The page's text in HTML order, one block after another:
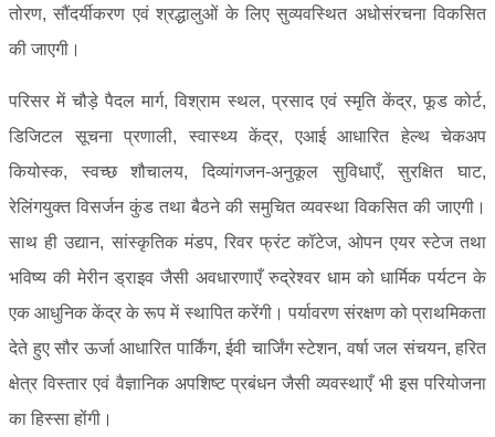
तोरण, सौंदर्यीकरण एवं श्रद्धालुओं के लिए सुव्यवस्थित अधोसंरचना विकसित
की जाएगी।
परिसर में चौड़े पैदल मार्ग, विश्राम स्थल, प्रसाद एवं स्मृति केंद्र, फूड कोर्ट,
डिजिटल सूचना प्रणाली, स्वास्थ्य केंद्र, एआई आधारित हेल्थ चेकअप
कियोस्क, स्वच्छ शौचालय, दिव्यांगजन-अनुकूल सुविधाएँ, सुरक्षित घाट,
रेलिंगयुक्त विसर्जन कुंड तथा बैठने की समुचित व्यवस्था विकसित की जाएगी।
साथ ही उद्यान, सांस्कृतिक मंडप, रिवर फ्रंट कॉटेज, ओपन एयर स्टेज तथा
भविष्य की मेरीन ड्राइव जैसी अवधारणाएँ रुद्रेश्वर धाम को धार्मिक पर्यटन के
एक आधुनिक केंद्र के रूप में स्थापित करेंगी। पर्यावरण संरक्षण को प्राथमिकता
देते हुए सौर ऊर्जा आधारित पार्किंग, ईवी चार्जिंग स्टेशन, वर्षा जल संचयन, हरित
क्षेत्र विस्तार एवं वैज्ञानिक अपशिष्ट प्रबंधन जैसी व्यवस्थाएँ भी इस परियोजना
का हिस्सा होंगी।